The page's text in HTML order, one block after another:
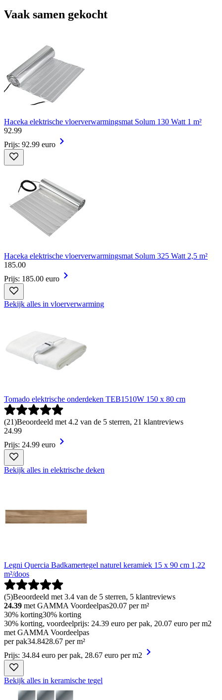
Vaak samen gekocht
Haceka elektrische vloerverwarmingsmat Solum 130 Watt 1 m²
92.99
Prijs: 92.99 euro
Haceka elektrische vloerverwarmingsmat Solum 325 Watt 2,5 m²
185.00
Prijs: 185.00 euro
Bekijk alles in vloerverwarming
Tomado elektrische onderdeken TEB1510W 150 x 80 cm
(21)Beoordeeld met 4.2 van de 5 sterren, 21 klantreviews
24.99
Prijs: 24.99 euro
Bekijk alles in elektrische deken
Legni Quercia Badkamertegel naturel keramiek 15 x 90 cm 1,22
m²/doos
(5)Beoordeeld met 3.4 van de 5 sterren, 5 klantreviews
24.39 met GAMMA Voordeelpas20.07 per m²
30% korting30% korting
30% korting, voordeelprijs: 24.39 euro per pak, 20.07 euro per m2
met GAMMA Voordeelpas
per pak34.8428.67 per m²
Prijs: 34.84 euro per pak, 28.67 euro per m2
Bekijk alles in keramische tegel